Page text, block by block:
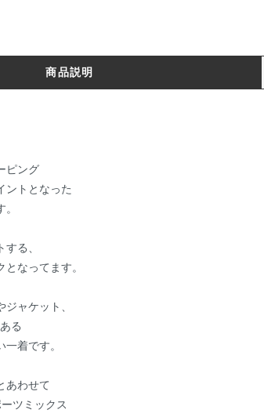
商品説明
ピング
ントとなった
る、
なってます。
ャケット、
る
着です。
あわせて
ツミックス